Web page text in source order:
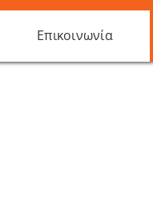
Επικοινωνία